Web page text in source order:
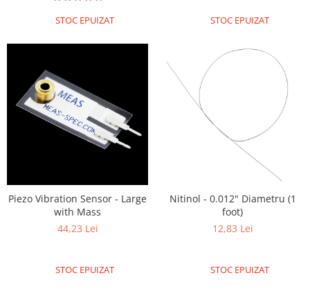
STOC EPUIZAT STOC EPUIZAT
Piezo Vibration Sensor - Large
with Mass
44,23 Lei
STOC EPUIZAT
Nitinol - 0.012" Diametru (1
foot)
12,83 Lei
STOC EPUIZAT